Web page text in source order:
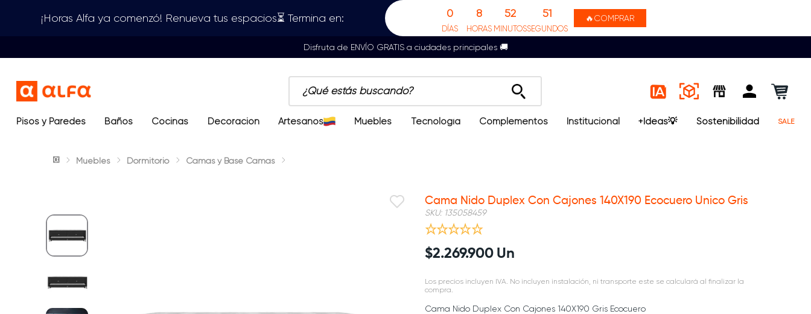
¡Horas Alfa ya comenzó! Renueva tus espacios⏳ Termina en: 0
DÍAS
8
HORAS
52
MINUTOS
51
SEGUNDOS
🔥COMPRAR
Disfruta de ENVÍO GRATIS a ciudades principales 🚚
¿Qué estás buscando?
Términos más buscados
2. sanitario
Pisos y Paredes Baños Cocinas Decoración Artesanos Muebles Tecnología Complementos Institucional +Ideas💡 Sostenibilidad SALE
Muebles Dormitorio Camas y Base Camas
Cama Nido Duplex Con Cajones 140X190 Ecocuero Unico Gris
SKU: 135058459
$2.269.900 Un
Los precios incluyen IVA. No incluyen instalación, ni transporte este se calculará al finalizar la
compra.
Cama Nido Duplex Con Cajones 140X190 Gris Ecocuero